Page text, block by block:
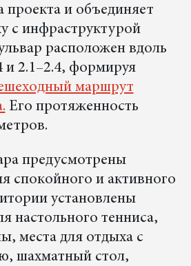
проекта и объединяет
с инфраструктурой
расположен вдоль
и 2.1–2.4, формируя
маршрут
Его протяженность
предусмотрены
спокойного и активного
установлены
настольного тенниса,
места для отдыха с
шахматный стол,